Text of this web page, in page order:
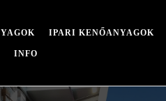
IPARI KENŐANYAGOK
INFO